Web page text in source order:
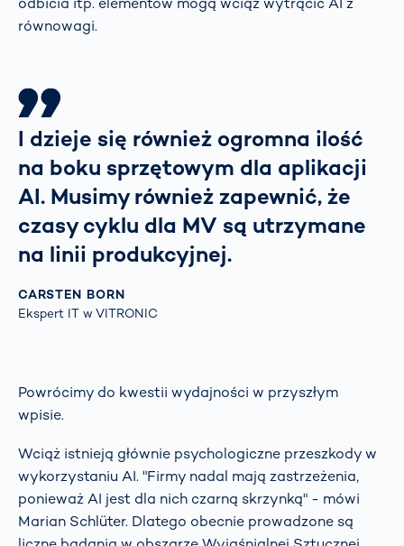
równowagi.
I dzieje się również ogromna ilość
na boku sprzętowym dla aplikacji
AI. Musimy również zapewnić, że
czasy cyklu dla MV są utrzymane
na linii produkcyjnej.
CARSTEN BORN
Ekspert IT w VITRONIC
Powrócimy do kwestii wydajności w przyszłym
wpisie.
Wciąż istnieją głównie psychologiczne przeszkody w
wykorzystaniu AI. "Firmy nadal mają zastrzeżenia,
ponieważ AI jest dla nich czarną skrzynką" - mówi
Marian Schlüter. Dlatego obecnie prowadzone są